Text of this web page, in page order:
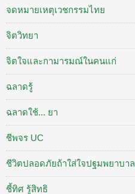
จดหมายเหตุเวชกรรมไทย
จิตวิทยา
จิตใจและกามารมณ์ในคนแก่
ฉลาดรู้
ฉลาดใช้... ยา
ชีพจร UC
ชีวิตปลอดภัยถ้าใส่ใจปฐมพยาบาล
ชี้ทิศ รู้สิทธิ